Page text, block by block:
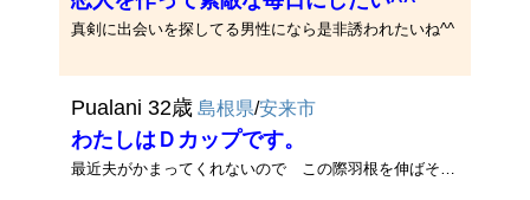
真剣に出会いを探してる男性になら是非誘われたいね^^
Pualani 32歳 島根県/安来市
わたしはＤカップです。
最近夫がかまってくれないので この際羽根を伸ばそうと思ってます！ ちょっと変態なわたしですけどよろしくね！！！